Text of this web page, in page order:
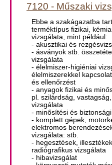
7120 - Műszaki
Ebbe a szakágazatba
terméktípus fizikai,
vizsgálata, mint például:
- akusztikai és
- ásványok stb.
vizsgálata
- élelmiszer-higiéniai
élelmiszerekkel
és ellenőrzést
- anyagok fizikai és
pl. szilárdság,
vizsgálata
- minősítési és
- komplett gépek,
elektromos
vizsgálata: stb.
- hegesztések,
radiógrafikus vizsgálata
- hibavizsgálat